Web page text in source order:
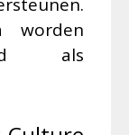
worden
als